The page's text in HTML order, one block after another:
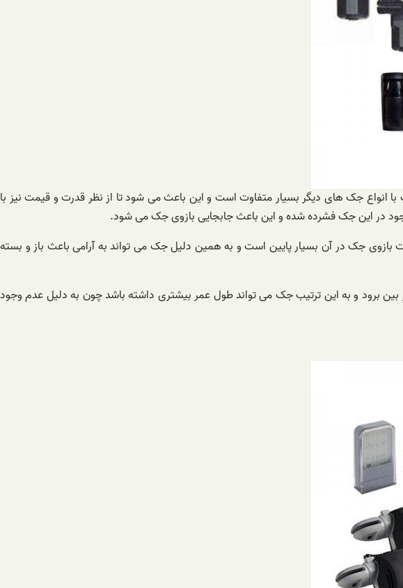
جک های دیگر بسیار متفاوت است و این باعث می شود تا از نظر قدرت و قیمت نیز با
در این جک فشرده شده و این باعث جابجایی بازوی جک می شود.
جک در آن بسیار پایین است و به همین دلیل جک می تواند به آرامی باعث باز و بسته
برود و به این ترتیب جک می تواند طول عمر بیشتری داشته باشد چون به دلیل عدم وجود